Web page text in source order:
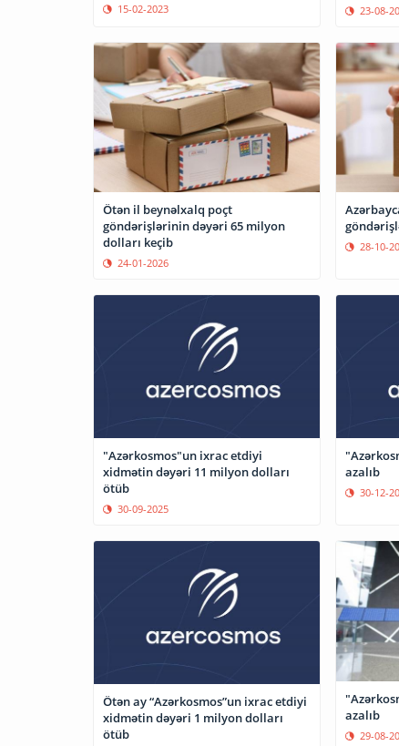
15-02-2023 23-08-
Ötən il beynəlxalq poçt
göndərişlərinin dəyəri 65 milyon
dolları keçib
24-01-2026
28-10-
"Azərkosmos"un ixrac etdiyi
xidmətin dəyəri 11 milyon dolları
ötüb
30-09-2025
azalıb
30-12-
Ötən ay “Azərkosmos”un ixrac etdiyi
xidmətin dəyəri 1 milyon dolları
ötüb
azalıb
29-08-